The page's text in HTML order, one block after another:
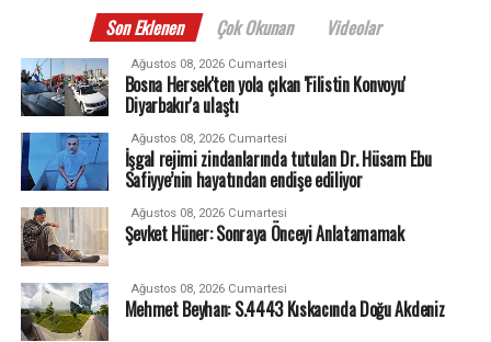
Son Eklenen Çok Okunan Videolar
Ağustos 08, 2026 Cumartesi
Bosna Hersek'ten yola çıkan 'Filistin Konvoyu'
Diyarbakır'a ulaştı
Ağustos 08, 2026 Cumartesi
İşgal rejimi zindanlarında tutulan Dr. Hüsam Ebu
Safiyye’nin hayatından endişe ediliyor
Ağustos 08, 2026 Cumartesi
Şevket Hüner: Sonraya Önceyi Anlatamamak
Ağustos 08, 2026 Cumartesi
Mehmet Beyhan: S.4443 Kıskacında Doğu Akdeniz